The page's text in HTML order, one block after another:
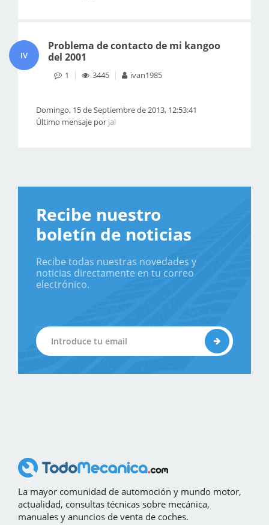
IV
Problema de contacto de mi kangoo
del 2001
1 3445 ivan1985
Domingo, 15 de Septiembre de 2013, 12:53:41
Último mensaje por jal
Recibe nuestro
boletín de noticias
Recibe todas nuestras novedades y
noticias directamente en tu correo
electrónico.
La mayor comunidad de automoción y mundo motor,
actualidad, consultas técnicas sobre mecánica,
manuales y anuncios de venta de coches.